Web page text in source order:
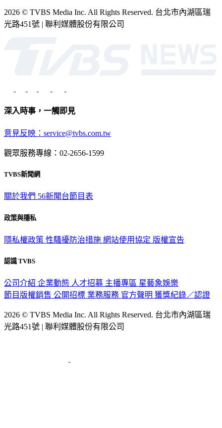
2026 © TVBS Media Inc. All Rights Reserved. 台北市內湖區瑞
光路451號 | 聯利媒體股份有限公司
深入時事，一觸即見
意見反映：service@tvbs.com.tw
觀眾服務專線：02-2656-1599
TVBS新聞網
關於我們 56新聞台節目表
政策與隱私
隱私權政策 性騷擾防治措施 網站使用協定 版權宣告
認識 TVBS
公司介紹 企業動態 人才招募 主播專區 星藝象娛樂
節目版權銷售 公開招標 業務服務 官方聲明 獲獎紀錄／認證
2026 © TVBS Media Inc. All Rights Reserved. 台北市內湖區瑞
光路451號 | 聯利媒體股份有限公司